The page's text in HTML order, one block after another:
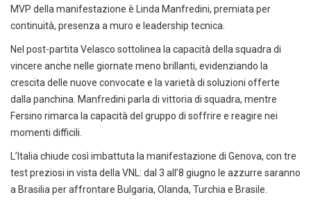
MVP della manifestazione è Linda Manfredini, premiata per
continuità, presenza a muro e leadership tecnica.
Nel post-partita Velasco sottolinea la capacità della squadra di
vincere anche nelle giornate meno brillanti, evidenziando la
crescita delle nuove convocate e la varietà di soluzioni offerte
dalla panchina. Manfredini parla di vittoria di squadra, mentre
Fersino rimarca la capacità del gruppo di soffrire e reagire nei
momenti difficili.
L’Italia chiude così imbattuta la manifestazione di Genova, con tre
test preziosi in vista della VNL: dal 3 all’8 giugno le azzurre saranno
a Brasilia per affrontare Bulgaria, Olanda, Turchia e Brasile.